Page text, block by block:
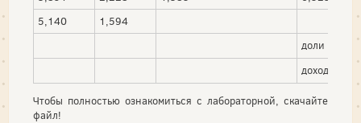
5,140
1,594
доли бумаг
доход
Чтобы полностью ознакомиться с лабораторной, скачайте
файл!